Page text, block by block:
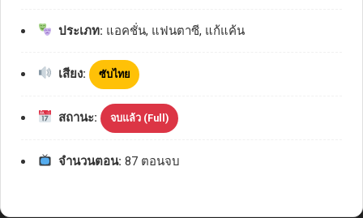
ประเภท: แอคชั่น, แฟนตาซี, แก้แค้น
เสียง: ซับไทย
สถานะ: จบแล้ว (Full)
จำนวนตอน: 87 ตอนจบ